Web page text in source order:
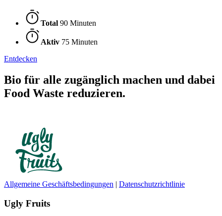
Total 90 Minuten
Aktiv 75 Minuten
Entdecken
Bio für alle zugänglich machen und dabei
Food Waste reduzieren.
Allgemeine Geschäftsbedingungen | Datenschutzrichtlinie
Ugly Fruits